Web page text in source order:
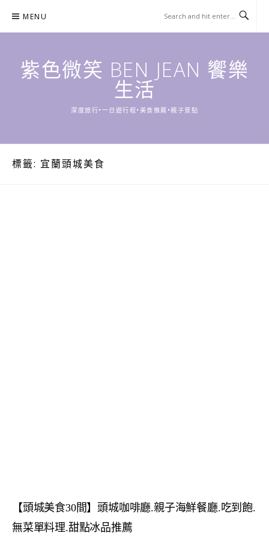
content
MENU
紫色微笑 BEN JEAN 饗樂
生活
深度旅行•一日遊行程•美食推薦•親子景點
標籤: 宜蘭頭城美食
【頭城美食30間】頭城咖啡廳.親子海鮮餐廳.吃到飽.
無菜單料理.甜點冰品推薦